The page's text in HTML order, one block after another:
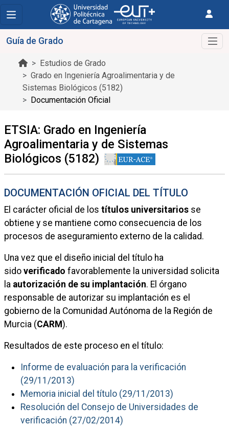
Estudios de Grado
Grado en Ingeniería Agroalimentaria y de
Sistemas Biológicos (5182)
Documentación Oficial
Guía de Grado
ETSIA: Grado en Ingeniería
Agroalimentaria y de Sistemas
Biológicos (5182)
DOCUMENTACIÓN OFICIAL DEL TÍTULO
El carácter oficial de los títulos universitarios se
obtiene y se mantiene como consecuencia de los
procesos de aseguramiento externo de la calidad.
Una vez que el diseño inicial del título ha
sido verificado favorablemente la universidad solicita
la autorización de su implantación. El órgano
responsable de autorizar su implantación es el
gobierno de la Comunidad Autónoma de la Región de
Murcia (CARM ).
Resultados de este proceso en el título:
Informe de evaluación para la verificación
(29/11/2013)
Memoria inicial del título (29/11/2013)
Resolución del Consejo de Universidades de
verificación (27/02/2014)